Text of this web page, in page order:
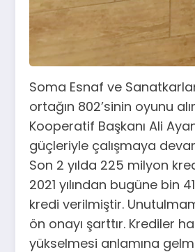
Soma Esnaf ve
ortağın 802’sinin oyunu
Kooperatif Başkanı Ali
güçleriyle çalışmaya
Son 2 yılda 225 milyon
2021 yılından bugüne bin
kredi verilmiştir.
ön onayı şarttır. Krediler
yükselmesi anlamına